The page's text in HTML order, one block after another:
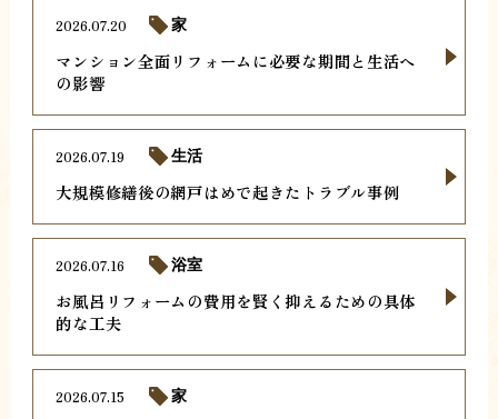
マンション全面リフォームに必要な期間と生活へ
の影響
2026.07.20 家
大規模修繕後の網戸はめで起きたトラブル事例
2026.07.19 生活
お風呂リフォームの費用を賢く抑えるための具体
的な工夫
2026.07.16 浴室
2026.07.15 家